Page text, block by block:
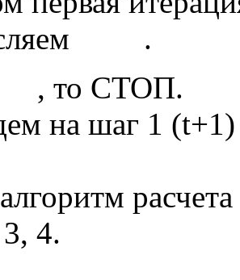
.
, то СТОП.
на шаг 1
4.